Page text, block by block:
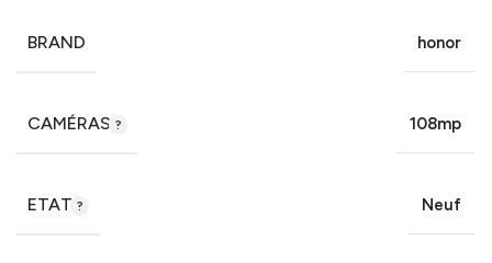
BRAND honor
CAMÉRAS 108mp
ETAT Neuf